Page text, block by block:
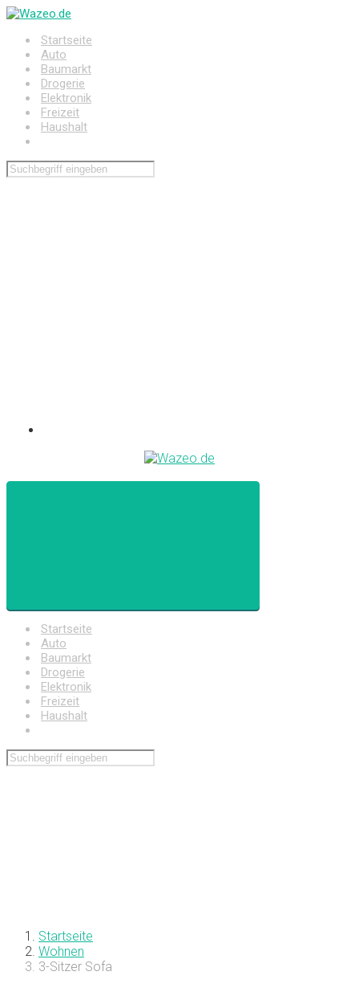
Zum
springenStartseite
Auto
Baumarkt
Drogerie
Elektronik
Freizeit
Haushalt
Startseite
Auto
Baumarkt
Drogerie
Elektronik
Freizeit
Haushalt
Startseite
Wohnen
3-Sitzer Sofa